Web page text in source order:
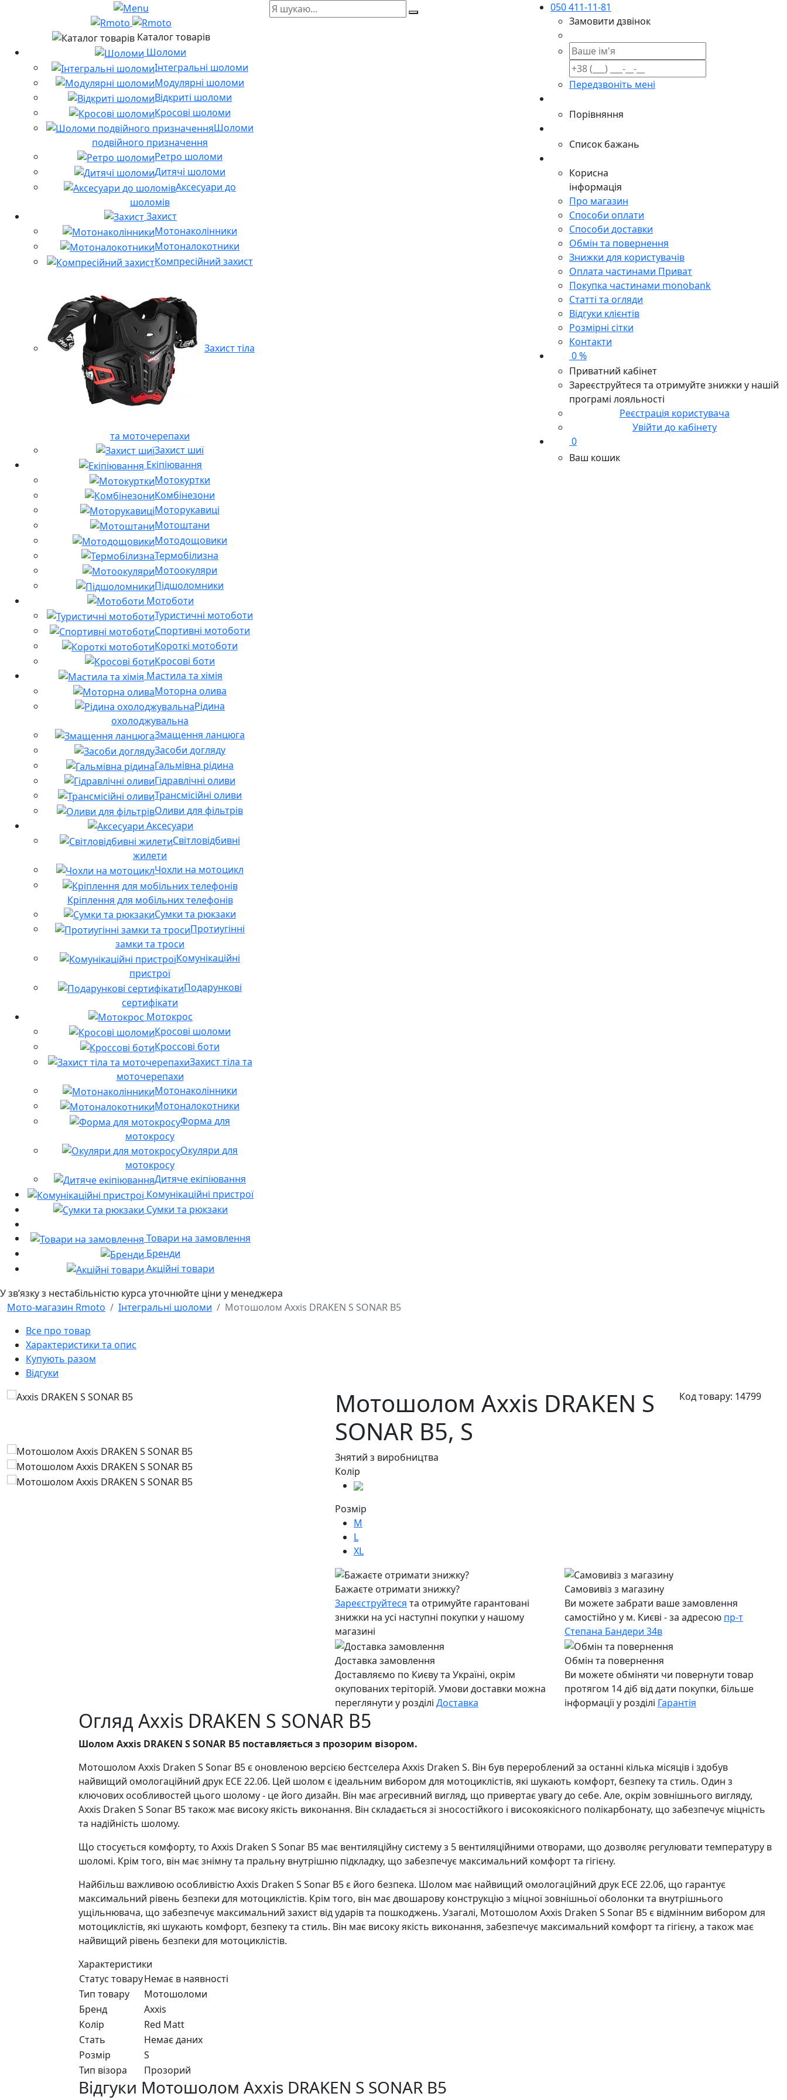
Каталог товарів
Шоломи
Інтегральні шоломи
Модулярні шоломи
Відкриті шоломи
Кросові шоломи
Шоломи
подвійного призначення
Ретро шоломи
Дитячі шоломи
Аксесуари до
шоломів
Захист
Мотонаколінники
Мотоналокотники
Компресійний захист
Захист тіла
та моточерепахи
Захист шиї
Екіпіювання
Мотокуртки
Комбінезони
Моторукавиці
Мотоштани
Мотодощовики
Термобілизна
Мотоокуляри
Підшоломники
Мотоботи
Туристичні мотоботи
Спортивні мотоботи
Короткі мотоботи
Кросові боти
Мастила та хімія
Моторна олива
Рідина
охолоджувальна
Змащення ланцюга
Засоби догляду
Гальмівна рідина
Гідравлічні оливи
Трансмісійні оливи
Оливи для фільтрів
Аксесуари
Світловідбивні
жилети
Чохли на мотоцикл
Кріплення для мобільних телефонів
Сумки та рюкзаки
Протиугінні
замки та троси
Комунікаційні
пристрої
Подарункові
сертифікати
Мотокрос
Кросові шоломи
Кроссові боти
Захист тіла та
моточерепахи
Мотонаколінники
Мотоналокотники
Форма для
мотокросу
Окуляри для
мотокросу
Дитяче екіпіювання
Комунікаційні пристрої
Сумки та рюкзаки
Товари на замовлення
Бренди
Акційні товари
050 411-11-81
Замовити дзвінок
Передзвоніть мені
Порівняння
Список бажань
Корисна
інформація
Про магазин
Способи оплати
Способи доставки
Обмін та повернення
Знижки для користувачів
Оплата частинами Приват
Покупка частинами monobank
Статті та огляди
Відгуки клієнтів
Розмірні сітки
Контакти
0 %
Приватний кабінет
Зареєструйтеся та отримуйте знижки у нашій
програмі лояльності
Реєстрація користувача
Увійти до кабінету
0
Ваш кошик
У звʼязку з нестабільністю курса уточнюйте ціни у менеджера
Мото-магазин Rmoto
Інтегральні шоломи
Мотошолом Axxis DRAKEN S SONAR B5
Все про товар
Характеристики та опис
Купують разом
Відгуки
Мотошолом Axxis DRAKEN S
SONAR B5, S
Знятий з виробництва
Код товару: 14799
Колір
Розмір
M
L
XL
Бажаєте отримати знижку?
Зареєструйтеся та отримуйте гарантовані
знижки на усі наступні покупки у нашому
магазині
Самовивіз з магазину
Ви можете забрати ваше замовлення
самостійно у м. Києві - за адресою пр-т
Степана Бандери 34в
Доставка замовлення
Доставляємо по Києву та Україні, окрім
окупованих теріторій. Умови доставки можна
переглянути у розділі Доставка
Обмін та повернення
Ви можете обміняти чи повернути товар
протягом 14 діб від дати покупки, більше
інформації у розділі Гарантія
Огляд Axxis DRAKEN S SONAR B5
Шолом Axxis DRAKEN S SONAR B5 поставляється з прозорим візором.
Мотошолом Axxis Draken S Sonar B5 є оновленою версією бестселера Axxis Draken S. Він був перероблений за останні кілька місяців і здобув
найвищий омологаційний друк ECE 22.06. Цей шолом є ідеальним вибором для мотоциклістів, які шукають комфорт, безпеку та стиль. Один з
ключових особливостей цього шолому - це його дизайн. Він має агресивний вигляд, що привертає увагу до себе. Але, окрім зовнішнього вигляду,
Axxis Draken S Sonar B5 також має високу якість виконання. Він складається зі зносостійкого і високоякісного полікарбонату, що забезпечує міцність
та надійність шолому.
Що стосується комфорту, то Axxis Draken S Sonar B5 має вентиляційну систему з 5 вентиляційними отворами, що дозволяє регулювати температуру в
шоломі. Крім того, він має знімну та пральну внутрішню підкладку, що забезпечує максимальний комфорт та гігієну.
Найбільш важливою особливістю Axxis Draken S Sonar B5 є його безпека. Шолом має найвищий омологаційний друк ECE 22.06, що гарантує
максимальний рівень безпеки для мотоциклістів. Крім того, він має двошарову конструкцію з міцної зовнішньої оболонки та внутрішнього
ущільнювача, що забезпечує максимальний захист від ударів та пошкоджень. Узагалі, Мотошолом Axxis Draken S Sonar B5 є відмінним вибором для
мотоциклістів, які шукають комфорт, безпеку та стиль. Він має високу якість виконання, забезпечує максимальний комфорт та гігієну, а також має
найвищий рівень безпеки для мотоциклістів.
Характеристики
Статус товаруНемає в наявності
Тип товару
Мотошоломи
Бренд
Axxis
Колір
Red Matt
Стать
Немає даних
Розмір
S
Тип візора
Прозорий
Відгуки Мотошолом Axxis DRAKEN S SONAR B5